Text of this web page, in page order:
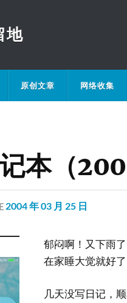
地
原创文章 网络收集
本（
2004 年 03 月 25 日
郁闷啊！又下雨
在家睡大觉就好了
几天没写日记，